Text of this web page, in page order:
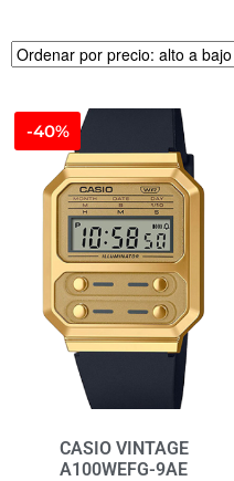
-40%
CASIO VINTAGE
A100WEFG-9AE